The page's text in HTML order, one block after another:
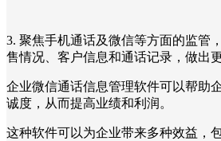
3. 聚焦手机通话及微信等方面的监管
售情况、客户信息和通话记录，做出
企业微信通话信息管理软件可以帮助
诚度，从而提高业绩和利润。
这种软件可以为企业带来多种效益，